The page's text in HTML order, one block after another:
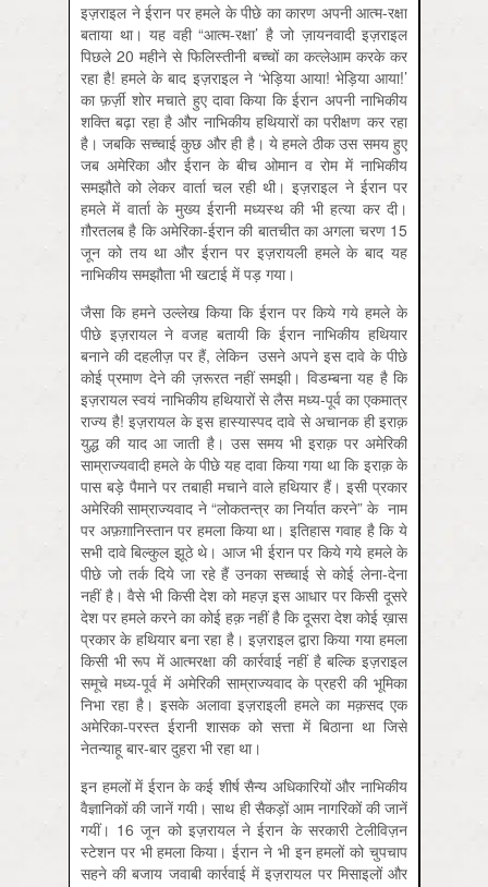
इज़राइल ने ईरान पर हमले के पीछे का कारण अपनी आत्म-रक्षा
बताया था। यह वही “आत्म-रक्षा’ है जो ज़ायनवादी इज़राइल
पिछले 20 महीने से फिलिस्तीनी बच्चों का कत्लेआम करके कर
रहा है! हमले के बाद इज़राइल ने ‘भेड़िया आया! भेड़िया आया!’
का फ़र्ज़ी शोर मचाते हुए दावा किया कि ईरान अपनी नाभिकीय
शक्ति बढ़ा रहा है और नाभिकीय हथियारों का परीक्षण कर रहा
है। जबकि सच्चाई कुछ और ही है। ये हमले ठीक उस समय हुए
जब अमेरिका और ईरान के बीच ओमान व रोम में नाभिकीय
समझौते को लेकर वार्ता चल रही थी। इज़राइल ने ईरान पर
हमले में वार्ता के मुख्य ईरानी मध्यस्थ की भी हत्या कर दी।
ग़ौरतलब है कि अमेरिका-ईरान की बातचीत का अगला चरण 15
जून को तय था और ईरान पर इज़रायली हमले के बाद यह
नाभिकीय समझौता भी खटाई में पड़ गया।
जैसा कि हमने उल्लेख किया कि ईरान पर किये गये हमले के
पीछे इज़रायल ने वजह बतायी कि ईरान नाभिकीय हथियार
बनाने की दहलीज़ पर हैं, लेकिन उसने अपने इस दावे के पीछे
कोई प्रमाण देने की ज़रूरत नहीं समझी। विडम्बना यह है कि
इज़रायल स्वयं नाभिकीय हथियारों से लैस मध्य-पूर्व का एकमात्र
राज्य है! इज़रायल के इस हास्यास्पद दावे से अचानक ही इराक़
युद्ध की याद आ जाती है। उस समय भी इराक़ पर अमेरिकी
साम्राज्यवादी हमले के पीछे यह दावा किया गया था कि इराक़ के
पास बड़े पैमाने पर तबाही मचाने वाले हथियार हैं। इसी प्रकार
अमेरिकी साम्राज्यवाद ने “लोकतन्त्र का निर्यात करने” के नाम
पर अफ़ग़ानिस्तान पर हमला किया था। इतिहास गवाह है कि ये
सभी दावे बिल्कुल झूठे थे। आज भी ईरान पर किये गये हमले के
पीछे जो तर्क दिये जा रहे हैं उनका सच्चाई से कोई लेना-देना
नहीं है। वैसे भी किसी देश को महज़ इस आधार पर किसी दूसरे
देश पर हमले करने का कोई हक़ नहीं है कि दूसरा देश कोई ख़ास
प्रकार के हथियार बना रहा है। इज़राइल द्वारा किया गया हमला
किसी भी रूप में आत्मरक्षा की कार्रवाई नहीं है बल्कि इज़राइल
समूचे मध्य-पूर्व में अमेरिकी साम्राज्यवाद के प्रहरी की भूमिका
निभा रहा है। इसके अलावा इज़राइली हमले का मक़सद एक
अमेरिका-परस्त ईरानी शासक को सत्ता में बिठाना था जिसे
नेतन्याहू बार-बार दुहरा भी रहा था।
इन हमलों में ईरान के कई शीर्ष सैन्य अधिकारियों और नाभिकीय
वैज्ञानिकों की जानें गयी। साथ ही सैकड़ों आम नागरिकों की जानें
गयीं। 16 जून को इज़रायल ने ईरान के सरकारी टेलीविज़न
स्टेशन पर भी हमला किया। ईरान ने भी इन हमलों को चुपचाप
सहने की बजाय जवाबी कार्रवाई में इज़रायल पर मिसाइलों और